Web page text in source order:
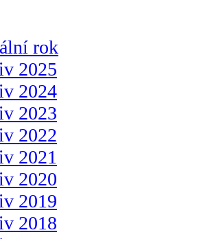
rok
2025
2024
2023
2022
2021
2020
2019
2018